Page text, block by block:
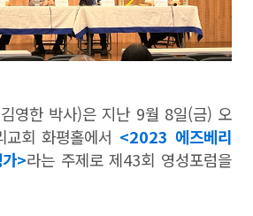
영한 박사)은 지난 9월 8일(금) 오
회 화평홀에서 <2023 에즈베리
>라는 주제로 제43회 영성포럼을